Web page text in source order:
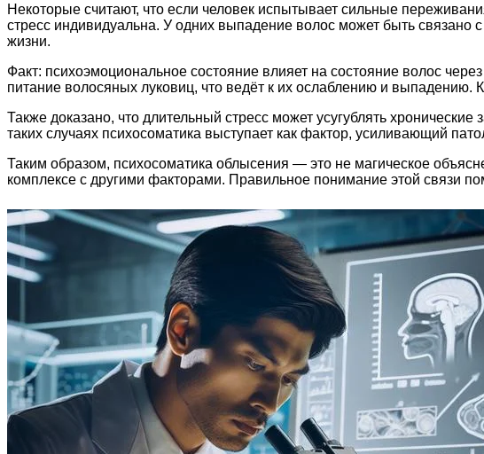
Некоторые считают, что если человек испытывает сильные
стресс индивидуальна. У одних выпадение волос может быть связано
жизни.
Факт: психоэмоциональное состояние влияет на состояние волос
питание волосяных луковиц, что ведёт к их ослаблению и
Также доказано, что длительный стресс может усугублять
таких случаях психосоматика выступает как фактор, усиливающий
Таким образом, психосоматика облысения — это не магическое
комплексе с другими факторами. Правильное понимание этой связи